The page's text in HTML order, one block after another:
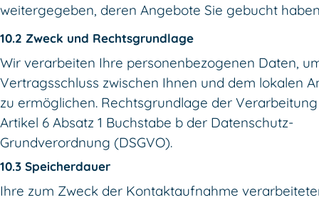
weitergegeben, deren Angebote Sie gebucht
10.2 Zweck und Rechtsgrundlage
Wir verarbeiten Ihre personenbezogenen Daten,
Vertragsschluss zwischen Ihnen und dem lokalen
zu ermöglichen. Rechtsgrundlage der
Artikel 6 Absatz 1 Buchstabe b der Datenschutz-
Grundverordnung (DSGVO).
10.3 Speicherdauer
Ihre zum Zweck der Kontaktaufnahme